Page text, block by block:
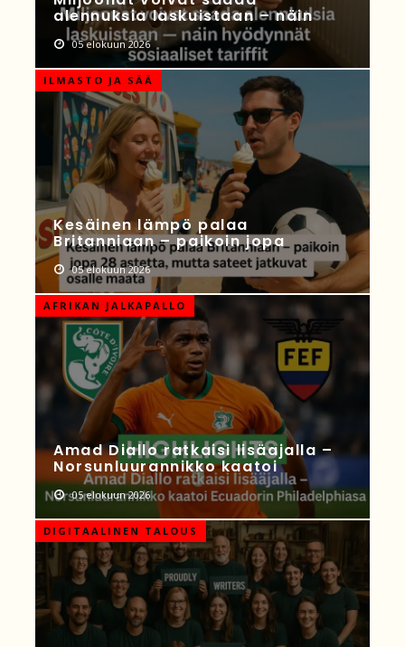
alennuksia laskuistaan – näin
05 elokuun 2026
ILMASTO JA SÄÄ
Kesäinen lämpö palaa
Britanniaan – paikoin jopa
05 elokuun 2026
AFRIKAN JALKAPALLO
Amad Diallo ratkaisi lisäajalla –
Norsunluurannikko kaatoi
05 elokuun 2026
DIGITAALINEN TALOUS